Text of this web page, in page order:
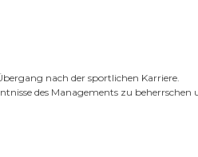
nach der sportlichen Karriere.
des Managements zu